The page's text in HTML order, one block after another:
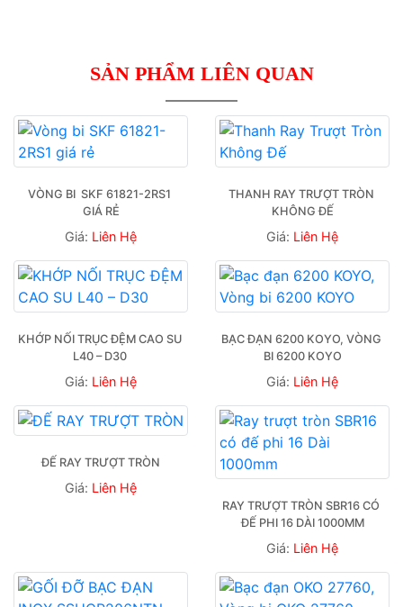
SẢN PHẨM LIÊN QUAN
GIÁ RẺ
Giá: Liên Hệ
THANH RAY TRƯỢT TRÒN
KHÔNG ĐẾ
Giá: Liên Hệ
KHỚP NỐI TRỤC ĐỆM CAO SU
L40 – D30
Giá: Liên Hệ
BẠC ĐẠN 6200 KOYO, VÒNG
BI 6200 KOYO
Giá: Liên Hệ
ĐẾ RAY TRƯỢT TRÒN
Giá: Liên Hệ
RAY TRƯỢT TRÒN SBR16 CÓ
ĐẾ PHI 16 DÀI 1000MM
Giá: Liên Hệ